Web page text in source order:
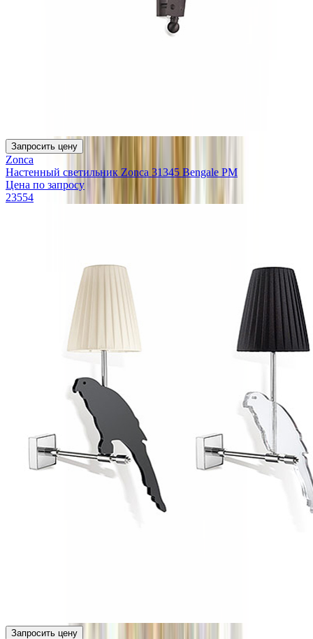
Запросить цену
Zonca
Настенный светильник Zonca 31345 Bengale PM
Цена по запросу
23554
Запросить цену